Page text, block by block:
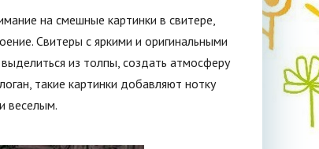
на смешные картинки в свитере,
Свитеры с яркими и оригинальными
из толпы, создать атмосферу
такие картинки добавляют нотку
веселым.